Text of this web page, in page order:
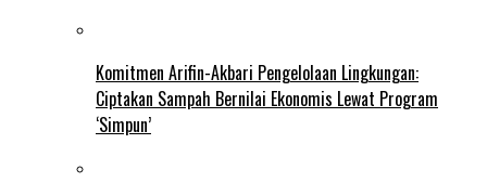
Komitmen Arifin-Akbari Pengelolaan Lingkungan:
Ciptakan Sampah Bernilai Ekonomis Lewat Program
‘Simpun’